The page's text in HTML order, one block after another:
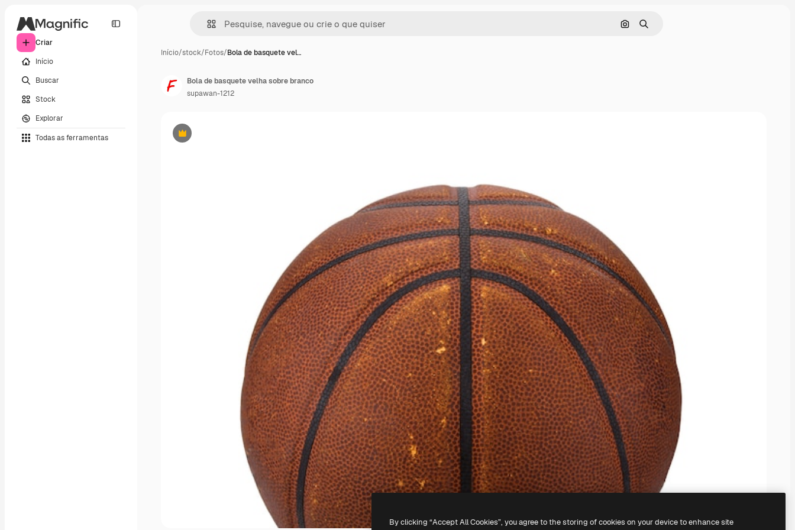
Criar
Início
Buscar
Stock
Explorar
Todas as ferramentas
Pesquisar por imagem
Buscar
Início/stock/Fotos/Bola de basquete vel…
Premium
Bola de basquete velha sobre branco
supawan-1212
By clicking “Accept All Cookies”, you agree to the storing of cookies on your device to enhance site